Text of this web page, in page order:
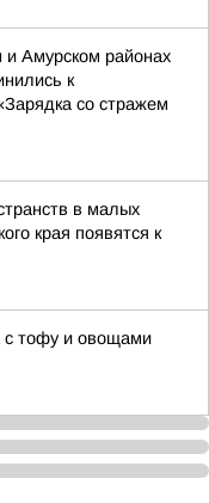
и Амурском районах
к
со стражем
в малых
края появятся к
с тофу и овощами